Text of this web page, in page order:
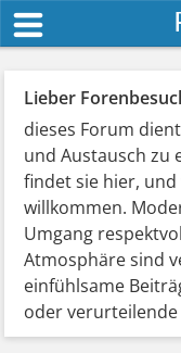
Lieber
dieses Forum
und Austausch zu
findet sie hier,
willkommen.
Umgang
Atmosphäre sind
einfühlsame
oder